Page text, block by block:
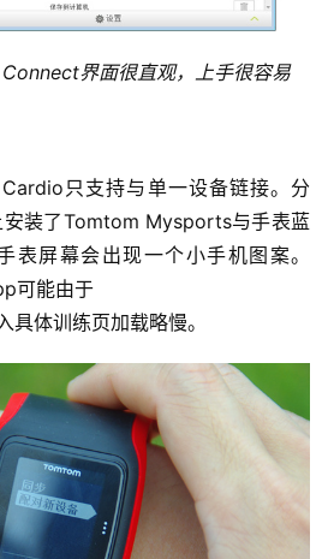
界面很直观，上手很容易
只支持与单一设备链接。分
装了Tomtom Mysports与手表蓝
表屏幕会出现一个小手机图案。
可能由于
具体训练页加载略慢。